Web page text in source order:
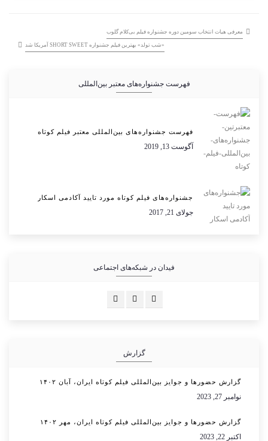
معرفی هیات انتخاب سومین دوره جشنواره فیلم بی‌کلام گلوب
«شب تولد» بهترین فیلم جشنواره SHORT SWEET آمریکا شد
فهرست جشنواره‌های معتبر بین‌المللی
فهرست جشنواره‌های بین‌المللی معتبر فیلم کوتاه
آگوست 13, 2019
جشنواره‌های فیلم کوتاه مورد تایید آکادمی اسکار
جولای 21, 2017
فیدان در شبکه‌های اجتماعی
گزارش
گزارش حضورها و جوایز بین‌المللی فیلم کوتاه ایران، آبان ۱۴۰۲
نوامبر 27, 2023
گزارش حضورها و جوایز بین‌المللی فیلم کوتاه ایران، مهر ۱۴۰۲
اکتبر 22, 2023